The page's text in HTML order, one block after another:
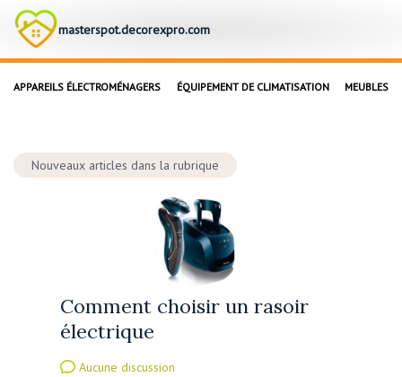
masterspot.decorexpro.com
APPAREILS ÉLECTROMÉNAGERS ÉQUIPEMENT DE CLIMATISATION MEUBLES
Nouveaux articles dans la rubrique
Comment choisir un rasoir
électrique
Aucune discussion